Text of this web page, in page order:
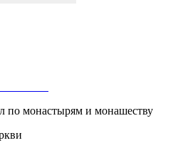
по монастырям и монашеству